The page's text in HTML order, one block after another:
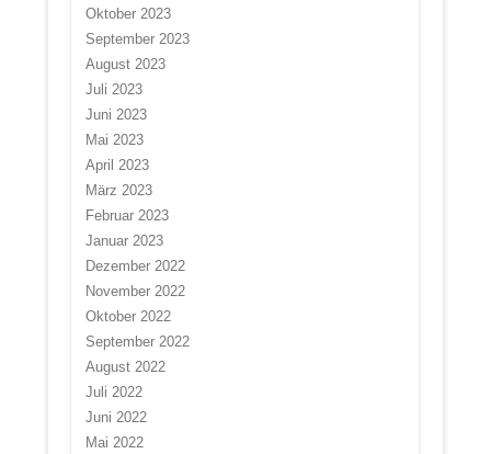
Oktober 2023
September 2023
August 2023
Juli 2023
Juni 2023
Mai 2023
April 2023
März 2023
Februar 2023
Januar 2023
Dezember 2022
November 2022
Oktober 2022
September 2022
August 2022
Juli 2022
Juni 2022
Mai 2022